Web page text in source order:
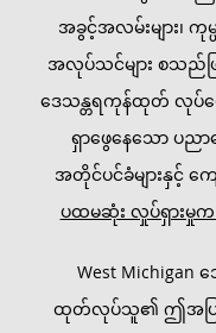
အခွင့်အလမ်းများ၊ ကုမ္
အလုပ်သင်များ စသည်ဖ
ဒေသန္တရကုန်ထုတ် လုပ်ဖ
ရှာဖွေနေသော ပညာပ
အတိုင်ပင်ခံများနှင့် ကျ
ပထမဆုံး လှုပ်ရှားမှု
West Michigan
ထုတ်လုပ်သူ၏ ဤအပြ